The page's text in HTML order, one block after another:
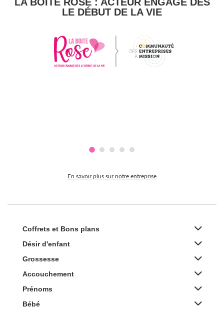
LE DÉBUT DE LA VIE
En savoir plus sur notre entreprise
Coffrets et Bons plans
Désir d'enfant
Grossesse
Accouchement
Prénoms
Bébé